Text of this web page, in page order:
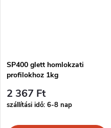
SP400 glett homlokzati
profilokhoz 1kg
2 367 Ft
szállítási idő: 6-8 nap